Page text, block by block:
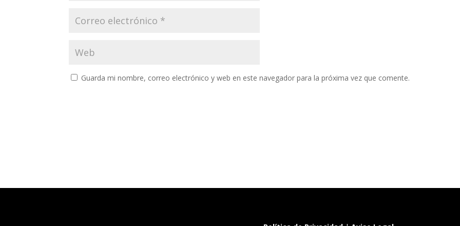
Guarda mi nombre, correo electrónico y web en este navegador para la próxima vez que comente.